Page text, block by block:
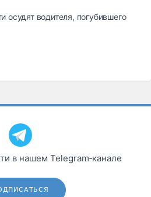
осудят водителя, погубившего
в нашем Telegram‑канале